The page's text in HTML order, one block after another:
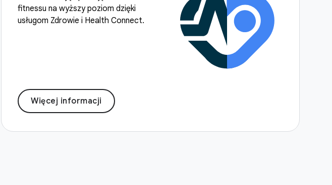
fitnessu na wyższy poziom dzięki
usługom Zdrowie i Health Connect.
Więcej informacji